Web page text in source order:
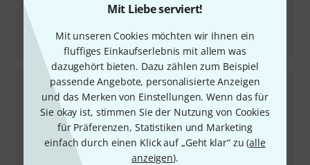
Mit Liebe serviert!
Mit unseren Cookies möchten wir Ihnen ein
fluffiges Einkaufserlebnis mit allem was
dazugehört bieten. Dazu zählen zum Beispiel
passende Angebote, personalisierte Anzeigen
und das Merken von Einstellungen. Wenn das für
Sie okay ist, stimmen Sie der Nutzung von Cookies
für Präferenzen, Statistiken und Marketing
einfach durch einen Klick auf „Geht klar“ zu (alle
anzeigen).
Testbericht
LCD-S20